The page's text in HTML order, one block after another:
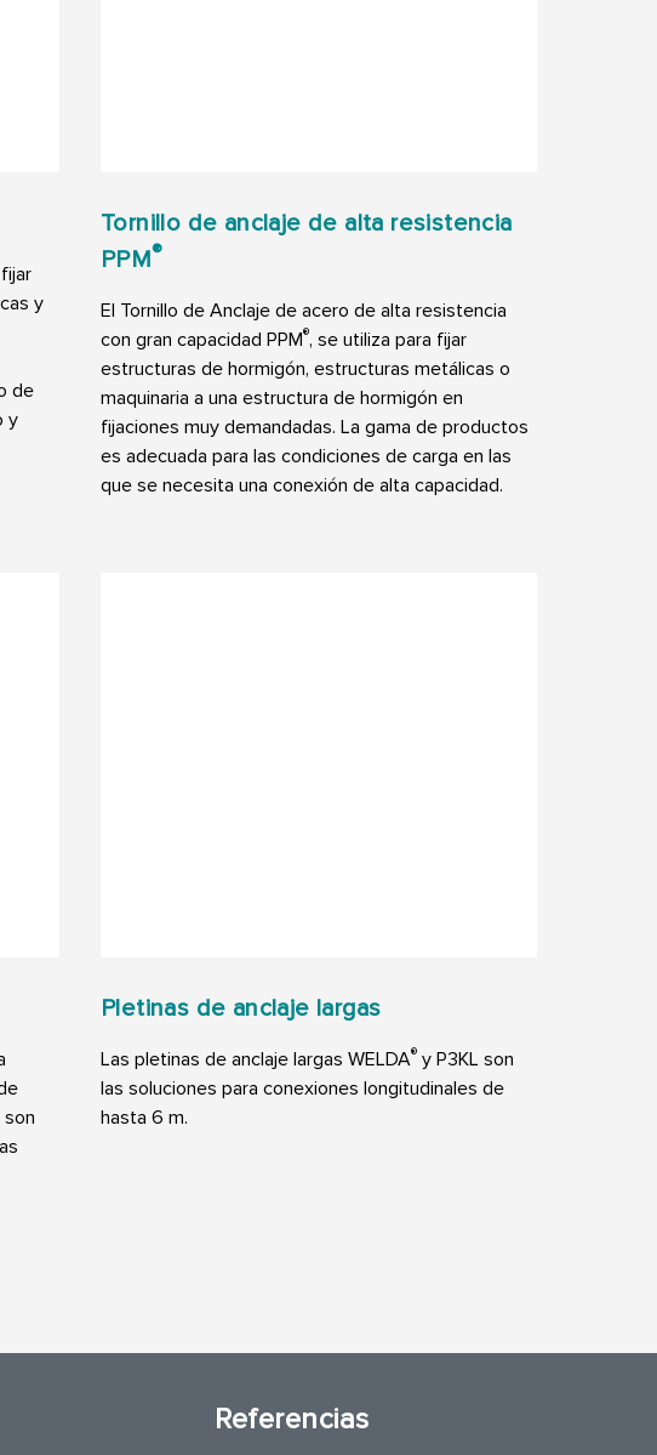
y
de
y
Tornillo de anclaje de alta resistencia
PPM®
El Tornillo de Anclaje de acero de alta resistencia
con gran capacidad PPM®, se utiliza para fijar
estructuras de hormigón, estructuras metálicas o
maquinaria a una estructura de hormigón en
fijaciones muy demandadas. La gama de productos
es adecuada para las condiciones de carga en las
que se necesita una conexión de alta capacidad.
Pletinas de anclaje largas
Las pletinas de anclaje largas WELDA®y P3KL son
las soluciones para conexiones longitudinales de
hasta 6 m.
Referencias